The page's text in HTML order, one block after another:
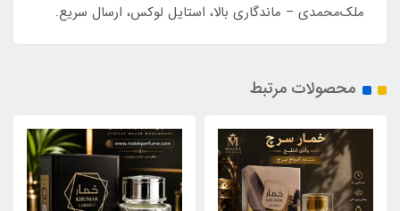
ملک‌محمدی – ماندگاری بالا، استایل لوکس، ارسال سریع.
محصولات مرتبط